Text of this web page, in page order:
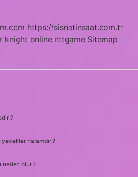
https://sisnetinsaat.com.tr
knight online nttgame Sitemap
?
haramdır ?
neden olur ?